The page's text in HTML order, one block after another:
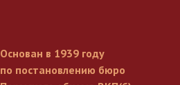
Основан в 1939 году
по постановлению бюро